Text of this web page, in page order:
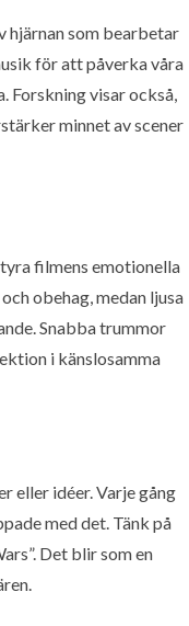
hjärnan som bearbetar
för att påverka våra
Forskning visar också,
minnet av scener
filmens emotionella
obehag, medan ljusa
Snabba trummor
i känslosamma
eller idéer. Varje gång
med det. Tänk på
Det blir som en